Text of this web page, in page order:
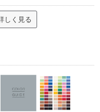
しく見る